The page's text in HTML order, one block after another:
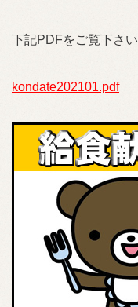
下記PDFをご覧下さい
kondate202101.pdf